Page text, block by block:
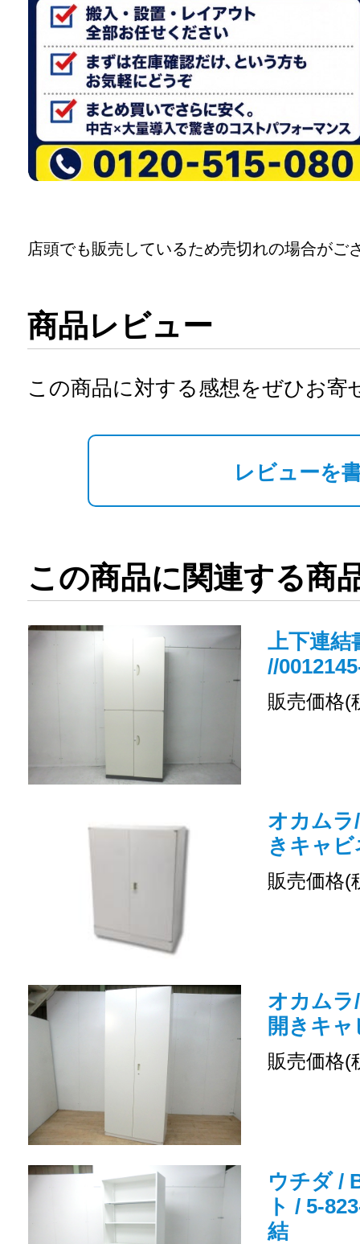
店頭でも販売しているため売切れの場合がご
商品レビュー
この商品に対する感想をぜひお寄
レビューを
この商品に関連する商
上下連結
//
販売価格(
オカムラ
きキャ
販売価格(
オカムラ
開きキ
販売価格(
ウチダ /
ト / 5-
結